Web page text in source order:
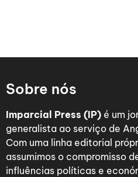
Sobre nós
Imparcial Press (IP) é um
generalista ao serviço de
Com uma linha editorial
assumimos o compromisso
influências políticas e